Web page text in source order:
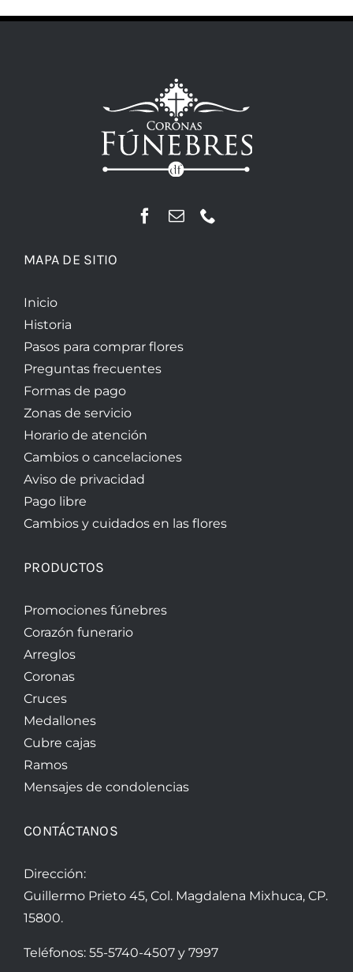
MAPA DE SITIO
Inicio
Historia
Pasos para comprar flores
Preguntas frecuentes
Formas de pago
Zonas de servicio
Horario de atención
Cambios o cancelaciones
Aviso de privacidad
Pago libre
Cambios y cuidados en las flores
PRODUCTOS
Promociones fúnebres
Corazón funerario
Arreglos
Coronas
Cruces
Medallones
Cubre cajas
Ramos
Mensajes de condolencias
CONTÁCTANOS
Dirección:
Guillermo Prieto 45, Col. Magdalena Mixhuca, CP.
15800.
Teléfonos: 55-5740-4507y 7997